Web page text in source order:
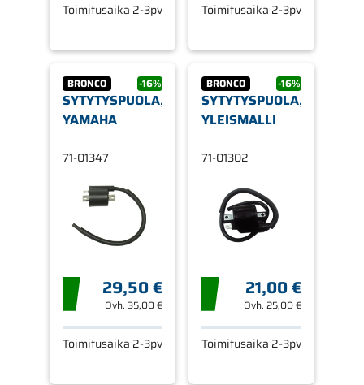
Toimitusaika 2-3pv Toimitusaika 2-3pv
BRONCO -16%
SYTYTYSPUOLA,
YAMAHA
71-01347
29,50 €
Ovh. 35,00 €
Toimitusaika 2-3pv
BRONCO -16%
SYTYTYSPUOLA,
YLEISMALLI
71-01302
21,00 €
Ovh.25,00 €
Toimitusaika 2-3pv